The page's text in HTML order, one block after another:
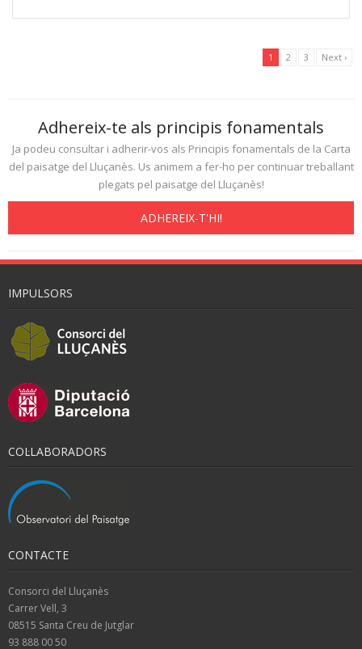
1 2 3 Next ›
Adhereix-te als principis fonamentals
Ja podeu consultar i adherir-vos als Principis fonamentals de la Carta
del paisatge del Lluçanès. Us animem a fer-ho per continuar treballant
plegats pel paisatge del Lluçanès!
ADHEREIX-T'HI!
IMPULSORS
COL·LABORADORS
CONTACTE
Consorci del Lluçanès
Carrer Vell, 3
08515 Santa Creu de Jutglar
93 888 00 50